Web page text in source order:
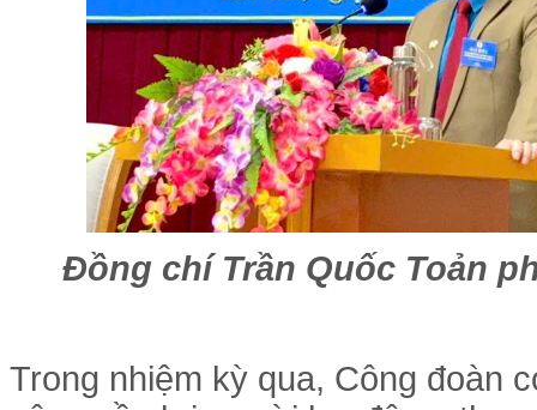
Đồng chí Trần Quốc Toản
Trong nhiệm kỳ qua, Công đoàn